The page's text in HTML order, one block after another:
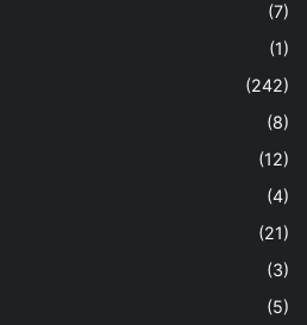
(7)
(1)
(242)
(8)
(12)
(4)
(21)
(3)
(5)